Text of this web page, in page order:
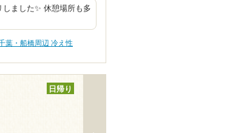
ました✨ 休憩場所も多
葉・船橋周辺 冷え性
日帰り